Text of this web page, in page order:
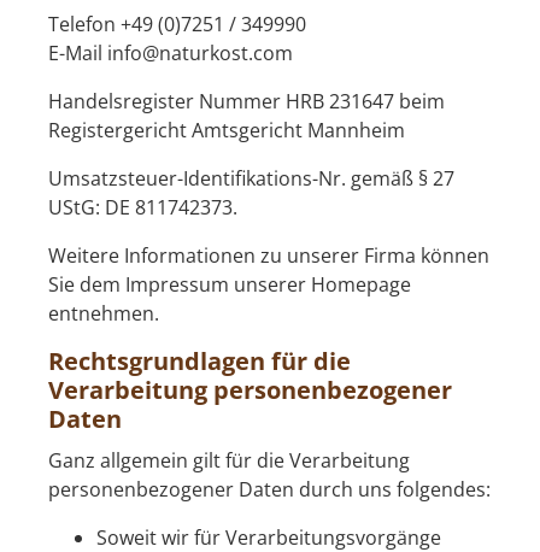
Telefon +49 (0)7251 / 349990
E-Mail info@naturkost.com
Handelsregister Nummer HRB 231647 beim
Registergericht Amtsgericht Mannheim
Umsatzsteuer-Identifikations-Nr. gemäß § 27
UStG: DE 811742373.
Weitere Informationen zu unserer Firma können
Sie dem Impressum unserer Homepage
entnehmen.
Rechtsgrundlagen für die
Verarbeitung personenbezogener
Daten
Ganz allgemein gilt für die Verarbeitung
personenbezogener Daten durch uns folgendes:
Soweit wir für Verarbeitungsvorgänge